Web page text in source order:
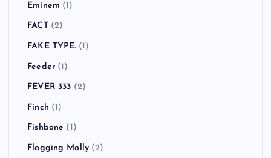
Eminem (1)
FACT(2)
FAKE TYPE. (1)
Feeder(1)
FEVER 333 (2)
Finch (1)
Fishbone (1)
Flogging Molly (2)